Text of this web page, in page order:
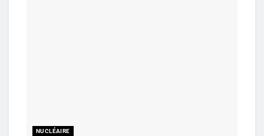
NUCLÉAIRE